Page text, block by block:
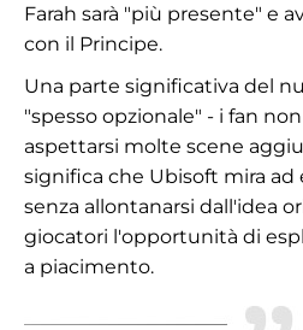
Farah sarà "più presente" e
con il Principe.
Una parte significativa del
"spesso opzionale" - i fan
aspettarsi molte scene
significa che Ubisoft mira ad
senza allontanarsi dall'idea
giocatori l'opportunità di
a piacimento.